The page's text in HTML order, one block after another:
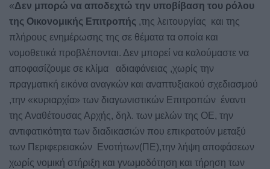
«Δεν μπορώ να αποδεχτώ την υποβίβαση του ρόλου
της Οικονομικής Επιτροπής ,της λειτουργίας και της
πλήρους ενημέρωσης της σε θέματα τα οποία και
νομοθετικά προβλέπονται. Δεν μπορεί να καλούμαστε να
αποφασίζουμε σε κλίμα
αδιαφάνειας ,χωρίς την
πραγματική εικόνα αναγκών και αναπτυξιακού σχεδιασμού
,την «κυριαρχία» των διαγωνιστικών Επιτροπών έναντι
της Αναθέτουσας Αρχής, δηλ. των μελών της ΟΕ, την
αντιφατικότητα των διαδικασιών που επικρατούν μεταξύ
των Περιφερειακών
Ενοτήτων(ΠΕ),την λήψη αποφάσεων
χωρίς νομική στήριξη και γνωμοδότηση και τήρηση των